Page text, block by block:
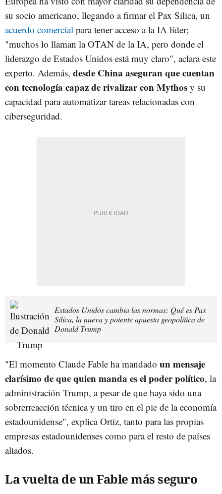
su socio americano, llegando a firmar el Pax Silica, un
acuerdo comercial para tener acceso a la IA líder;
"muchos lo llaman la OTAN de la IA, pero donde el
liderazgo de Estados Unidos está muy claro", aclara este
experto. Además, desde China aseguran que cuentan
con tecnología capaz de rivalizar con Mythos y su
capacidad para automatizar tareas relacionadas con
ciberseguridad.
Estados Unidos cambia las normas: Qué es Pax
Silica, la nueva y potente apuesta geopolítica de
Donald Trump
"El momento Claude Fable ha mandado un mensaje
clarísimo de que quien manda es el poder político, la
administración Trump, a pesar de que haya sido una
sobrerreacción técnica y un tiro en el pie de la economía
estadounidense", explica Ortiz, tanto para las propias
empresas estadounidenses como para el resto de países
aliados.
La vuelta de un Fable más seguro